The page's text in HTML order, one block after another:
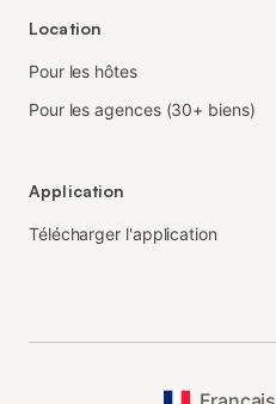
Location
Pour les hôtes
Pour les agences (30+ biens)
Application
Télécharger l'application